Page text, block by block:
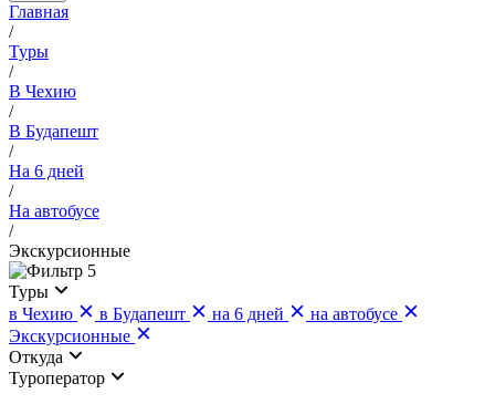
Главная
/
Туры
/
В Чехию
/
В Будапешт
/
На 6 дней
/
На автобусе
/
Экскурсионные
5
Туры
в Чехию
в Будапешт на 6 дней
на автобусе
Экскурсионные
Откуда
Туроператор